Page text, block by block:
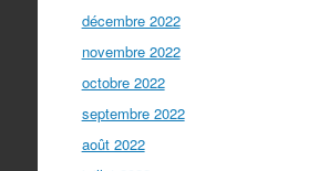
décembre 2022
novembre 2022
octobre 2022
septembre 2022
août 2022